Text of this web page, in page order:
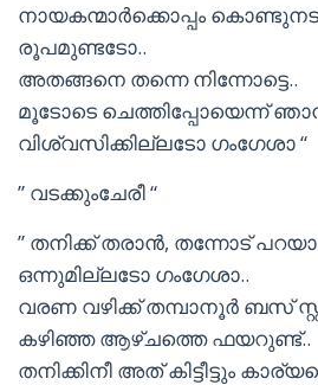
നായകന്മാർക്കൊപ്പം
രൂപമുണ്ടടോ..
അതങ്ങനെ തന്നെ നിന്നോട്ടെ..
മൂടോടെ ചെത്തിപ്പോയെന്ന്
വിശ്വസിക്കില്ലടോ ഗംഗേശാ “
” വടക്കുംചേരീ “
” തനിക്ക് തരാൻ, തന്നോട്
ഒന്നുമില്ലടോ ഗംഗേശാ..
വരണ വഴിക്ക് തമ്പാനൂർ ബസ്
കഴിഞ്ഞ ആഴ്ചത്തെ ഫയറുണ്ട്..
തനിക്കിനീ അത് കിട്ടീട്ടും